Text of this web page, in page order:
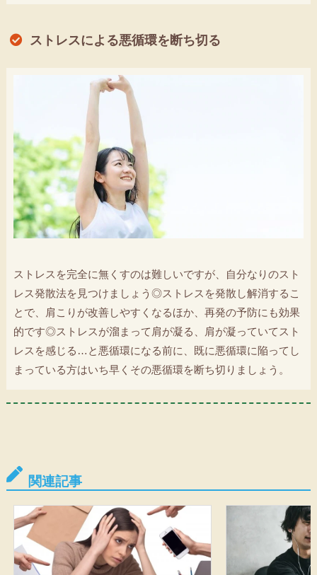
ストレスによる悪循環を断ち切る
ストレスを完全に無くすのは難しいですが、自分なりのスト
レス発散法を見つけましょう◎ストレスを発散し解消するこ
とで、肩こりが改善しやすくなるほか、再発の予防にも効果
的です◎ストレスが溜まって肩が凝る、肩が凝っていてスト
レスを感じる…と悪循環になる前に、既に悪循環に陥ってし
まっている方はいち早くその悪循環を断ち切りましょう。
関連記事